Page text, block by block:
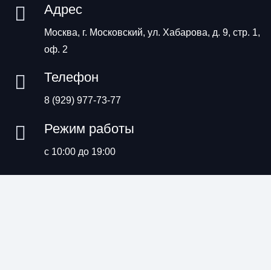
Адрес
Москва, г. Московский, ул. Хабарова, д. 9, стр. 1,
оф. 2
Телефон
8 (929) 977-73-77
Режим работы
с 10:00 до 19:00